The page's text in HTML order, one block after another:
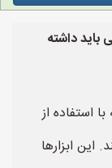
داشته
استفاده از
این ابزارها